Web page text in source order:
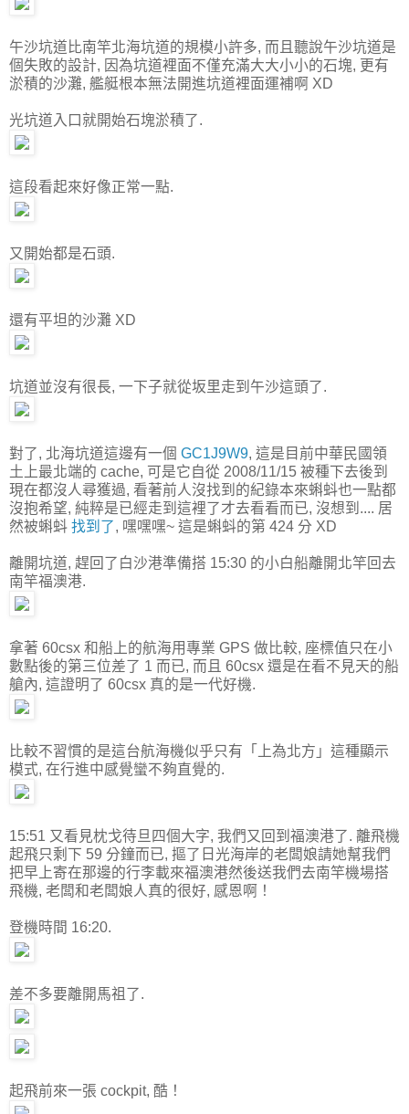
午沙坑道比南竿北海坑道的規模小許多, 而且聽說午沙坑道是
個失敗的設計, 因為坑道裡面不僅充滿大大小小的石塊, 更有
淤積的沙灘, 艦艇根本無法開進坑道裡面運補啊 XD
光坑道入口就開始石塊淤積了.
這段看起來好像正常一點.
又開始都是石頭.
還有平坦的沙灘 XD
坑道並沒有很長, 一下子就從坂里走到午沙這頭了.
對了, 北海坑道這邊有一個 GC1J9W9, 這是目前中華民國領
土上最北端的 cache, 可是它自從 2008/11/15 被種下去後到
現在都沒人尋獲過, 看著前人沒找到的紀錄本來蝌蚪也一點都
沒抱希望, 純粹是已經走到這裡了才去看看而已, 沒想到.... 居
然被蝌蚪 找到了, 嘿嘿嘿~ 這是蝌蚪的第 424 分 XD
離開坑道, 趕回了白沙港準備搭 15:30 的小白船離開北竿回去
南竿福澳港.
拿著 60csx 和船上的航海用專業 GPS 做比較, 座標值只在小
數點後的第三位差了 1 而已, 而且 60csx 還是在看不見天的船
艙內, 這證明了 60csx 真的是一代好機.
比較不習慣的是這台航海機似乎只有「上為北方」這種顯示
模式, 在行進中感覺蠻不夠直覺的.
15:51 又看見枕戈待旦四個大字, 我們又回到福澳港了. 離飛機
起飛只剩下 59 分鐘而已, 摳了日光海岸的老闆娘請她幫我們
把早上寄在那邊的行李載來福澳港然後送我們去南竿機場搭
飛機, 老闆和老闆娘人真的很好, 感恩啊！
登機時間 16:20.
差不多要離開馬祖了.
起飛前來一張 cockpit, 酷！